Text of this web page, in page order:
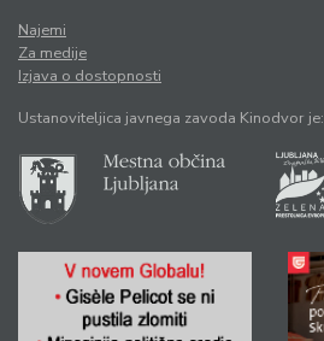
Najemi
Za medije
Izjava o dostopnosti
Ustanoviteljica javnega zavoda Kinodvor je: